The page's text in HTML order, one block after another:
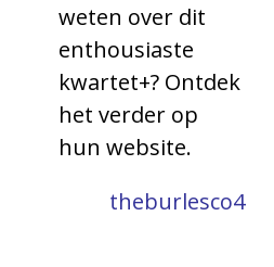
weten over dit
enthousiaste
kwartet+? Ontdek
het verder op
hun website.
theburlesco4